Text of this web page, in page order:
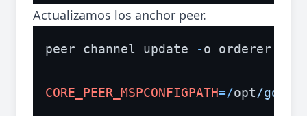
Actualizamos los anchor peer.
peer channel update -o
CORE_PEER_MSPCONFIGPATH=/opt/